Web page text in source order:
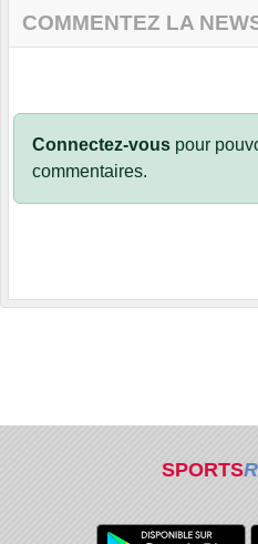
COMMENTEZ LA
Connectez-vous pour
commentaires.
SPORTS